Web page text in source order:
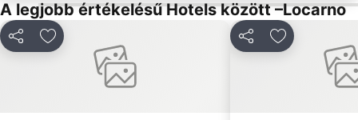
A legjobb értékelésű Hotels között –Locarno
MegosztásHozzáadás a kedvencekhez MegosztásHozzáadás